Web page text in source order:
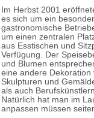
Im Herbst 2001
es sich um ein
gastronomische
um einen zentralen
aus Esstischen und
Verfügung. Der
und Blumen
eine andere Dekoration
Skulpturen und
als auch
Natürlich hat man im
anpassen müssen